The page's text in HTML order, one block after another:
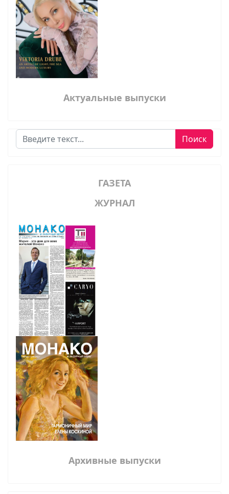
Актуальные выпуски
Поиск Поиск
ГАЗЕТА
ЖУРНАЛ
Архивные выпуски